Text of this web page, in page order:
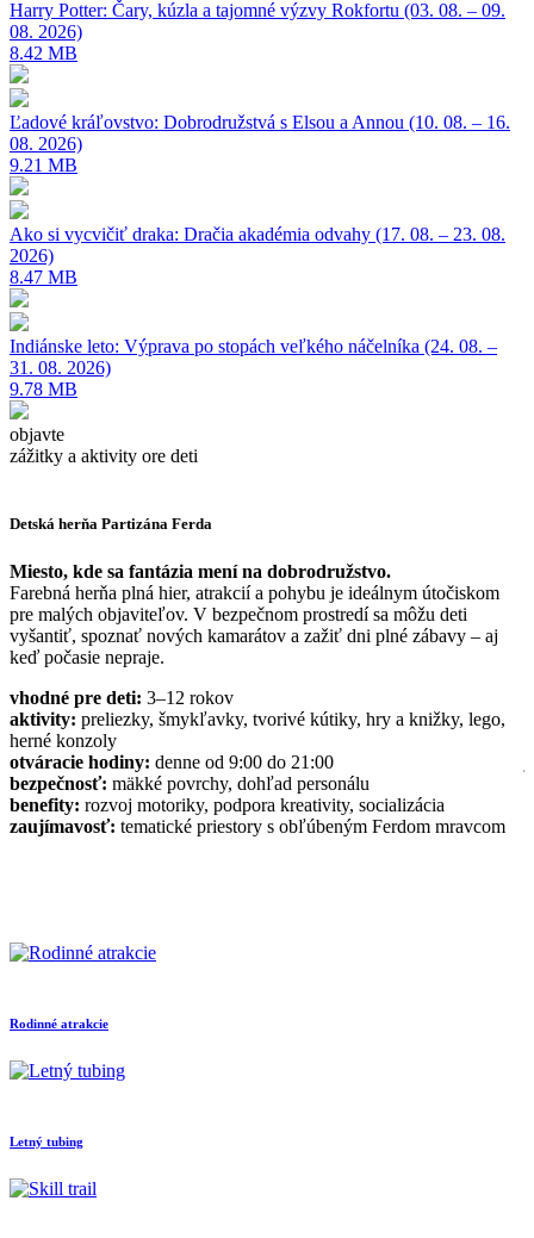
Harry Potter: Čary, kúzla a tajomné výzvy Rokfortu (03. 08. – 09.
08. 2026)
8.42 MB
Ľadové kráľovstvo: Dobrodružstvá s Elsou a Annou (10. 08. – 16.
08. 2026)
9.21 MB
Ako si vycvičiť draka: Dračia akadémia odvahy (17. 08. – 23. 08.
2026)
8.47 MB
Indiánske leto: Výprava po stopách veľkého náčelníka (24. 08. –
31. 08. 2026)
9.78 MB
objavte
zážitky a aktivity ore deti
Detská herňa Partizána Ferda
Miesto, kde sa fantázia mení na dobrodružstvo.
Farebná herňa plná hier, atrakcií a pohybu je ideálnym útočiskom
pre malých objaviteľov. V bezpečnom prostredí sa môžu deti
vyšantiť, spoznať nových kamarátov a zažiť dni plné zábavy – aj
keď počasie nepraje.
vhodné pre deti: 3–12 rokov
aktivity: preliezky, šmykľavky, tvorivé kútiky, hry a knižky, lego,
herné konzoly
otváracie hodiny: denne od 9:00 do 21:00
bezpečnosť: mäkké povrchy, dohľad personálu
benefity: rozvoj motoriky, podpora kreativity, socializácia
zaujímavosť: tematické priestory s obľúbeným Ferdom mravcom
Rodinné atrakcie
Letný tubing